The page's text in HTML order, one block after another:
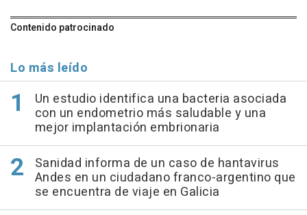
Contenido patrocinado
Lo más leído
Un estudio identifica una bacteria asociada
con un endometrio más saludable y una
mejor implantación embrionaria
Sanidad informa de un caso de hantavirus
Andes en un ciudadano franco-argentino que
se encuentra de viaje en Galicia